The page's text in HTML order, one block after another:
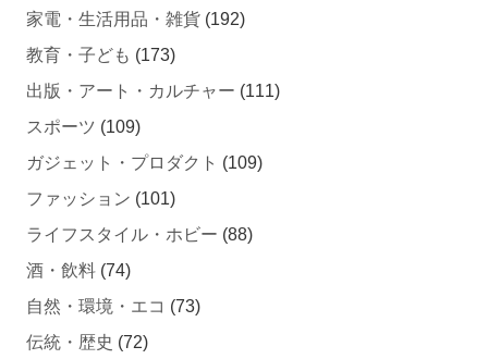
教育・子ども(173)
出版・アート・カルチャー
スポーツ (109)
ガジェット・プロダクト
ファッション (101)
ライフスタイル・ホビー
酒・飲料 (74)
自然・環境・エコ
伝統・歴史 (72)
義援金・中間支援